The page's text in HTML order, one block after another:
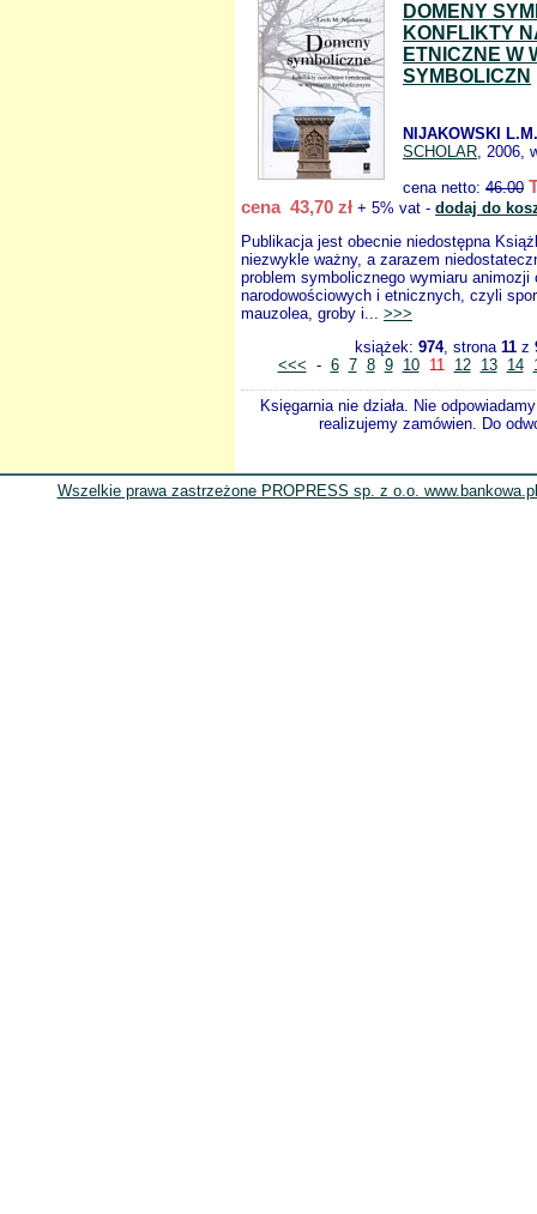
DOMENY
KONFLIKTY
ETNICZNE W
SYMBOLICZN
NIJAKOWSKI L.M.
SCHOLAR, 2006,
cena netto: 46.00
cena 43,70 zł + 5% vat - dodaj do
Publikacja jest obecnie niedostępna
niezwykle ważny, a zarazem
problem symbolicznego wymiaru animozji
narodowościowych i etnicznych, czyli
mauzolea, groby i... >>>
książek: 974, strona 11 z
<<< - 6 7 8 9 10 11 12 13 14
Księgarnia nie działa. Nie
realizujemy zamówien. Do
Wszelkie prawa zastrzeżone PROPRESS sp. z o.o.